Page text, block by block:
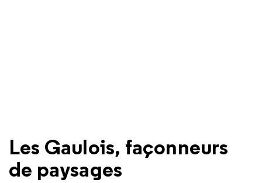
Les Gaulois, façonneurs
de paysages